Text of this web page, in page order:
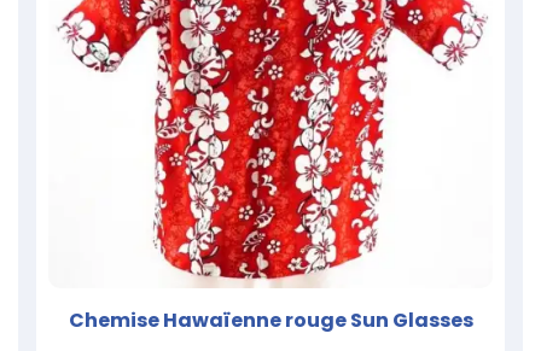
Chemise Hawaïenne rouge Sun Glasses